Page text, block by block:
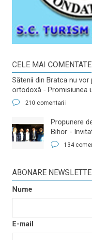
CELE MAI COMENTATE
Sătenii din Bratca nu
ortodoxă - Promisiunea
210 comentarii
​Propunere
Bihor -
134
ABONARE
Nume
E-mail